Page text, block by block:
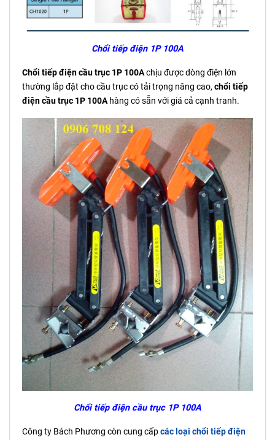
Chổi tiếp điện 1P 100A
Chổi tiếp điện cầu trục 1P 100Achịu được dòng điện lớn
thường lắp đặt cho cầu trục có tải trọng nâng cao,chổi tiếp
điện cầu trục 1P 100Ahàng có sẵn với giá cả cạnh tranh.
Chổi tiếp điện cầu trục 1P 100A
Công ty Bách Phương còn cung cấpcác loại chổi tiếp điện